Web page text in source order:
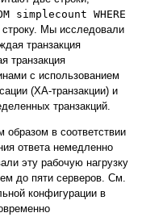
simplecount WHERE
Мы исследовали
транзакция
транзакция
с использованием
(XA-транзакции) и
транзакций.
в соответствии
ответа немедленно
эту рабочую нагрузку
до пяти серверов. См.
конфигурации в